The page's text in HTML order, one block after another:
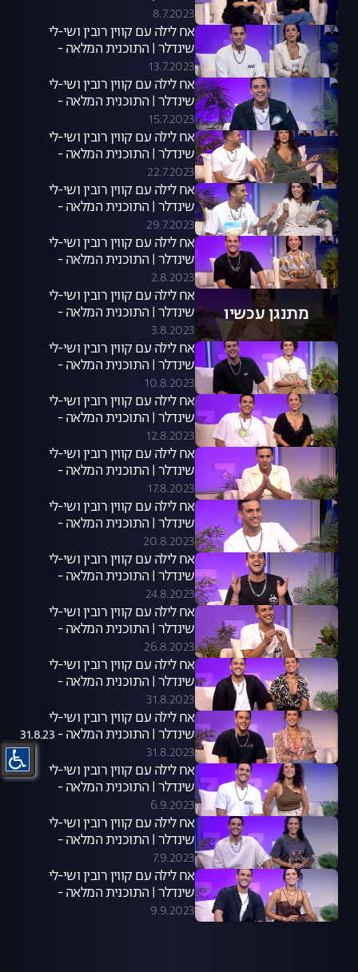
06.07.23
8.7.2023
אח לילה עם קווין רובין ושי-לי
שינדלר | התוכנית המלאה -
13.07.23
13.7.2023
אח לילה עם קווין רובין ושי-לי
שינדלר | התוכנית המלאה -
13.07.23
15.7.2023
אח לילה עם קווין רובין ושי-לי
שינדלר | התוכנית המלאה -
20.07.23
22.7.2023
אח לילה עם קווין רובין ושי-לי
שינדלר | התוכנית המלאה -
27.07.23
29.7.2023
אח לילה עם קווין רובין ושי-לי
שינדלר | התוכנית המלאה -
02.08.23
2.8.2023
מתנגן עכשיו
אח לילה עם קווין רובין ושי-לי
שינדלר | התוכנית המלאה -
03.08.23
3.8.2023
אח לילה עם קווין רובין ושי-לי
שינדלר | התוכנית המלאה -
10.08.23
10.8.2023
אח לילה עם קווין רובין ושי-לי
שינדלר | התוכנית המלאה -
09.08.23
12.8.2023
אח לילה עם קווין רובין ושי-לי
שינדלר | התוכנית המלאה -
16.08.23
17.8.2023
אח לילה עם קווין רובין ושי-לי
שינדלר | התוכנית המלאה -
17.08.23
20.8.2023
אח לילה עם קווין רובין ושי-לי
שינדלר | התוכנית המלאה -
23.8.23
24.8.2023
אח לילה עם קווין רובין ושי-לי
שינדלר | התוכנית המלאה -
24.8.23
26.8.2023
אח לילה עם קווין רובין ושי-לי
שינדלר | התוכנית המלאה -
30.8.23
31.8.2023
אח לילה עם קווין רובין ושי-לי
שינדלר | התוכנית המלאה - 31.8.23
31.8.2023
אח לילה עם קווין רובין ושי-לי
שינדלר | התוכנית המלאה -
06.09.23
6.9.2023
אח לילה עם קווין רובין ושי-לי
שינדלר | התוכנית המלאה -
07.09.23
7.9.2023
אח לילה עם קווין רובין ושי-לי
שינדלר | התוכנית המלאה -
09.09.23
9.9.2023